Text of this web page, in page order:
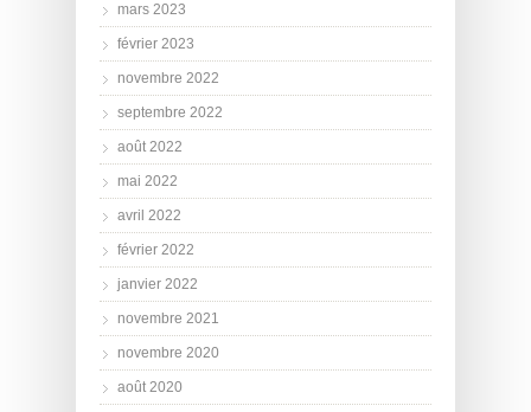
mars 2023
février 2023
novembre 2022
septembre 2022
août 2022
mai 2022
avril 2022
février 2022
janvier 2022
novembre 2021
novembre 2020
août 2020